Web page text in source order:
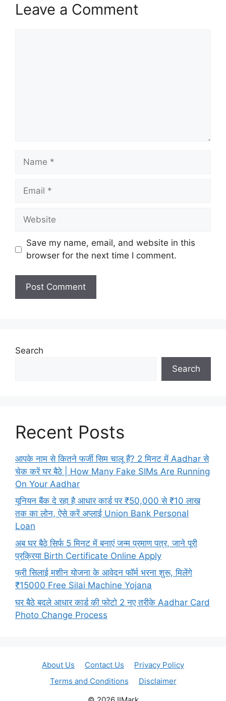
Leave a Comment
Name
Email
Website
Save my name, email, and website in this
browser for the next time I comment.
Search
Search
Recent Posts
आपके नाम से कितने फर्जी सिम चालू हैं? 2 मिनट में Aadhar से
चेक करें घर बैठे | How Many Fake SIMs Are Running
On Your Aadhar
यूनियन बैंक दे रहा है आधार कार्ड पर ₹50,000 से ₹10 लाख
तक का लोन, ऐसे करें अप्लाई Union Bank Personal
Loan
अब घर बैठे सिर्फ 5 मिनट में बनाएं जन्म प्रमाण पत्र, जाने पूरी
प्रक्रिया Birth Certificate Online Apply
फ्री सिलाई मशीन योजना के आवेदन फॉर्म भरना शुरू, मिलेंगे
₹15000 Free Silai Machine Yojana
घर बैठे बदले आधार कार्ड की फोटो 2 नए तरीके Aadhar Card
Photo Change Process
About Us Contact Us
Privacy Policy
Terms and Conditions
Disclaimer